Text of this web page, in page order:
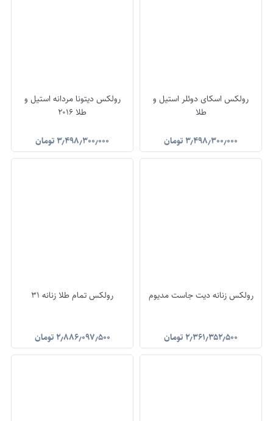
رولکس اسکای دوئلر استیل و
طلا
۳٫۴۹۸٫۳۰۰٫۰۰۰ تومان
رولکس دیتونا مردانه استیل و
طلا ۲۰۱۶
۳٫۴۹۸٫۳۰۰٫۰۰۰ تومان
رولکس زنانه دیت جاست مدیوم
۲٫۳۶۱٫۳۵۲٫۵۰۰ تومان
رولکس تمام طلا زنانه 31
۲٫۸۸۶٫۰۹۷٫۵۰۰ تومان